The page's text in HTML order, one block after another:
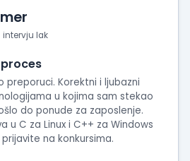
intervju lak
preporuci. Korektni i ljubazni
u kojima sam stekao
do ponude za zaposlenje.
u C za Linux i C++ za Windows
na konkursima.